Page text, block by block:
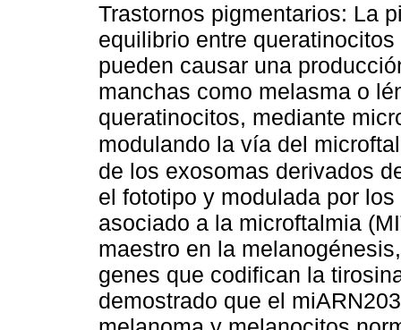
Trastornos pigmentarios: La
equilibrio entre
pueden causar una
manchas como melasma o
queratinocitos, mediante
modulando la vía del
de los exosomas derivados
el fototipo y modulada por
asociado a la microftalmia
maestro en la
genes que codifican la
demostrado que el